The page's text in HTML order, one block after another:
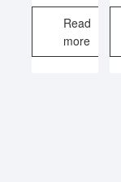
Read
more